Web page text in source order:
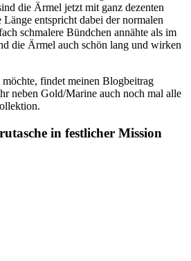
die Ärmel jetzt mit ganz dezenten
entspricht dabei der normalen
schmalere Bündchen annähte als im
die Ärmel auch schön lang und wirken
findet meinen Blogbeitrag
neben Gold/Marine auch noch mal alle
in festlicher Mission